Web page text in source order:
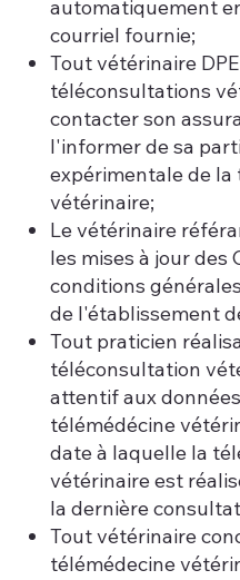
automatiquement
courriel fournie;
Tout vétérinaire
téléconsultations
contacter son
l'informer de sa
expérimentale de
vétérinaire;
Le vétérinaire
les mises à jour des
conditions
de l'établissement
Tout praticien
téléconsultation
attentif aux
télémédécine
date à laquelle la
vétérinaire est
la dernière
Tout vétérinaire
télémédecine